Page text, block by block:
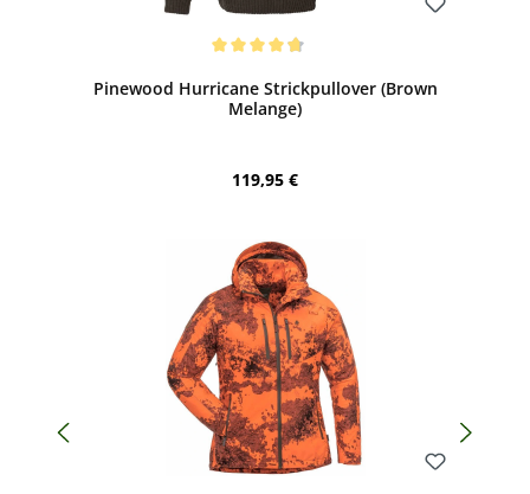
Pinewood Hurricane Strickpullover (Brown
Melange)
Regulärer Preis:
119,95 €